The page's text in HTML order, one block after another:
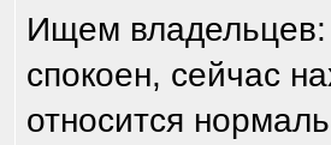
Ищем
спокоен, сейчас
относится